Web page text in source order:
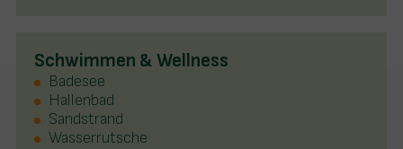
Schwimmen & Wellness
Badesee
Hallenbad
Sandstrand
Wasserrutsche